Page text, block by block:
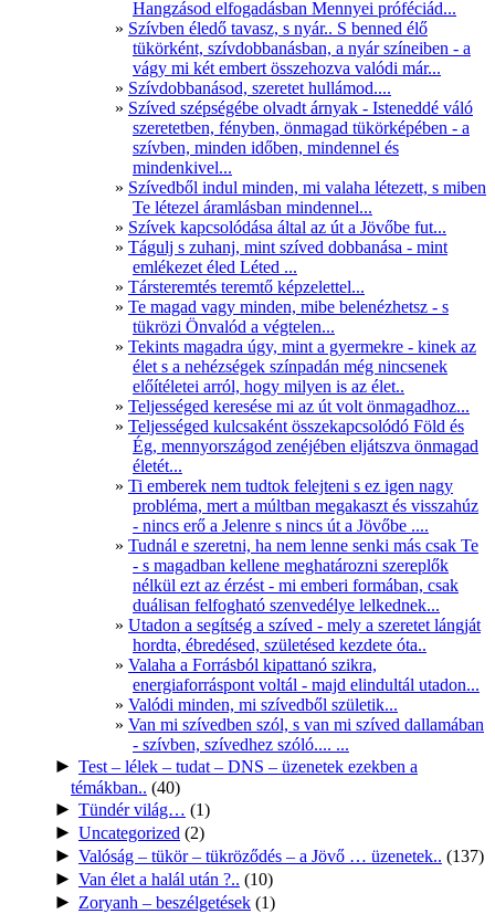
Hangzásod elfogadásban Mennyei próféciád...
Szívben éledő tavasz, s nyár.. S benned élő
tükörként, szívdobbanásban, a nyár színeiben - a
vágy mi két embert összehozva valódi már...
Szívdobbanásod, szeretet hullámod....
Szíved szépségébe olvadt árnyak - Isteneddé váló
szeretetben, fényben, önmagad tükörképében - a
szívben, minden időben, mindennel és
mindenkivel...
Szívedből indul minden, mi valaha létezett, s miben
Te létezel áramlásban mindennel...
Szívek kapcsolódása által az út a Jövőbe fut...
Tágulj s zuhanj, mint szíved dobbanása - mint
emlékezet éled Léted ...
Társteremtés teremtő képzelettel...
Te magad vagy minden, mibe belenézhetsz - s
tükrözi Önvalód a végtelen...
Tekints magadra úgy, mint a gyermekre - kinek az
élet s a nehézségek színpadán még nincsenek
előítéletei arról, hogy milyen is az élet..
Teljességed keresése mi az út volt önmagadhoz...
Teljességed kulcsaként összekapcsolódó Föld és
Ég, mennyországod zenéjében eljátszva önmagad
életét...
Ti emberek nem tudtok felejteni s ez igen nagy
probléma, mert a múltban megakaszt és visszahúz
- nincs erő a Jelenre s nincs út a Jövőbe ....
Tudnál e szeretni, ha nem lenne senki más csak Te
- s magadban kellene meghatározni szereplők
nélkül ezt az érzést - mi emberi formában, csak
duálisan felfogható szenvedélye lelkednek...
Utadon a segítség a szíved - mely a szeretet lángját
hordta, ébredésed, születésed kezdete óta..
Valaha a Forrásból kipattanó szikra,
energiaforráspont voltál - majd elindultál utadon...
Valódi minden, mi szívedből születik...
Van mi szívedben szól, s van mi szíved dallamában
- szívben, szívedhez szóló.... ...
► Test – lélek – tudat – DNS – üzenetek ezekben a
témákban.. (40)
► Tündér világ… (1)
► Uncategorized (2)
► Valóság – tükör – tükröződés – a Jövő … üzenetek.. (137)
► Van élet a halál után ?.. (10)
► Zoryanh – beszélgetések (1)